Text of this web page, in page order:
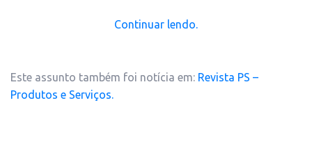
Continuar lendo.
Este assunto também foi notícia em: Revista PS –
Produtos e Serviços.